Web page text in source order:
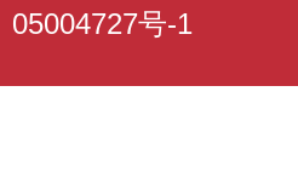
05004727号-1